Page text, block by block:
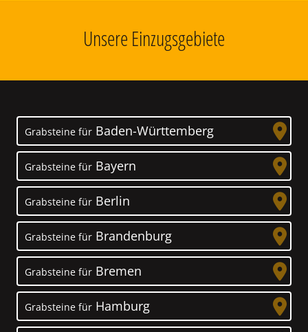
Unsere Einzugsgebiete
Grabsteine für Baden-Württemberg
Grabsteine für Bayern
Grabsteine für Berlin
Grabsteine für Brandenburg
Grabsteine für Bremen
Grabsteine für Hamburg